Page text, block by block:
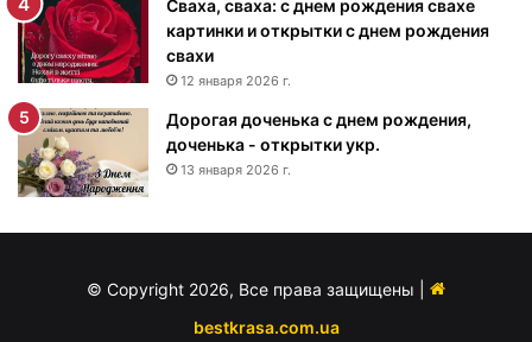
н
и
я
м
у
ж
ч
и
Сваха, сваха: с днем рождения свахе
картинки и открытки с днем рождения
свахи
12 января 2026 г.
Дорогая доченька с днем рождения,
доченька - открытки укр.
13 января 2026 г.
© Copyright 2026, Все права защищены |
bestkrasa.com.ua